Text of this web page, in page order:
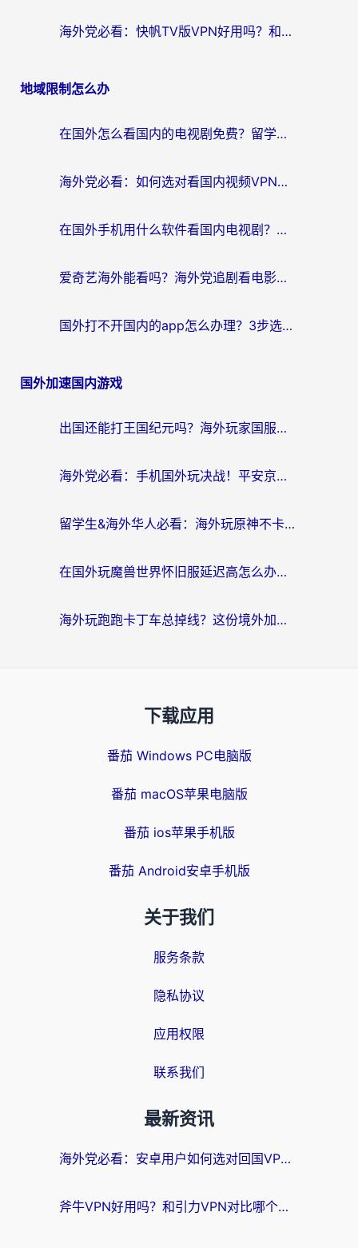
海外党必看：快帆TV版VPN好用吗？和豌豆IP VPN对比哪个回国效果更好？附真实体验与选择指南
地域限制怎么办
在国外怎么看国内的电视剧免费？留学生亲测有效的回国加速器选择指南
海外党必看：如何选对看国内视频VPN，轻松解决12123登录难题？
在国外手机用什么软件看国内电视剧？海外党亲测的实用指南
爱奇艺海外能看吗？海外党追剧看电影的终极回国加速器指南
国外打不开国内的app怎么办理？3步选对加速器，刷剧办业务都不愁
国外加速国内游戏
出国还能打王国纪元吗？海外玩家国服游戏畅玩终极指南
海外党必看：手机国外玩决战！平安京加速器推荐——解决延迟卡顿的终极方案
留学生&海外华人必看：海外玩原神不卡顿的秘密——原神加速器选择与使用全攻略
在国外玩魔兽世界怀旧服延迟高怎么办？老玩家亲测有效的加速器选择指南
海外玩跑跑卡丁车总掉线？这份境外加速指南帮你零延迟漂移！
下载应用
番茄 Windows PC电脑版
番茄 macOS苹果电脑版
番茄 ios苹果手机版
番茄 Android安卓手机版
关于我们
服务条款
隐私协议
应用权限
联系我们
最新资讯
海外党必看：安卓用户如何选对回国VPN？从踩坑到无缝访问的全攻略
斧牛VPN好用吗？和引力VPN对比哪个回国效果更好？海外党亲测3款加速器+避坑指南